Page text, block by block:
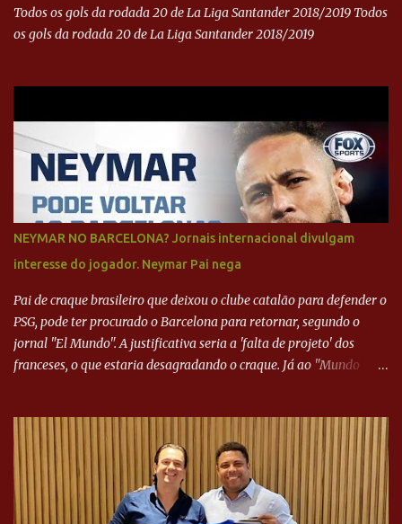
Todos os gols da rodada 20 de La Liga Santander 2018/2019 Todos
os gols da rodada 20 de La Liga Santander 2018/2019
NEYMAR NO BARCELONA? Jornais internacional divulgam
interesse do jogador. Neymar Pai nega
Pai de craque brasileiro que deixou o clube catalão para defender o
PSG, pode ter procurado o Barcelona para retornar, segundo o
jornal "El Mundo". A justificativa seria a 'falta de projeto' dos
franceses, o que estaria desagradando o craque. Já ao "Mundo
Neymar Pai nega